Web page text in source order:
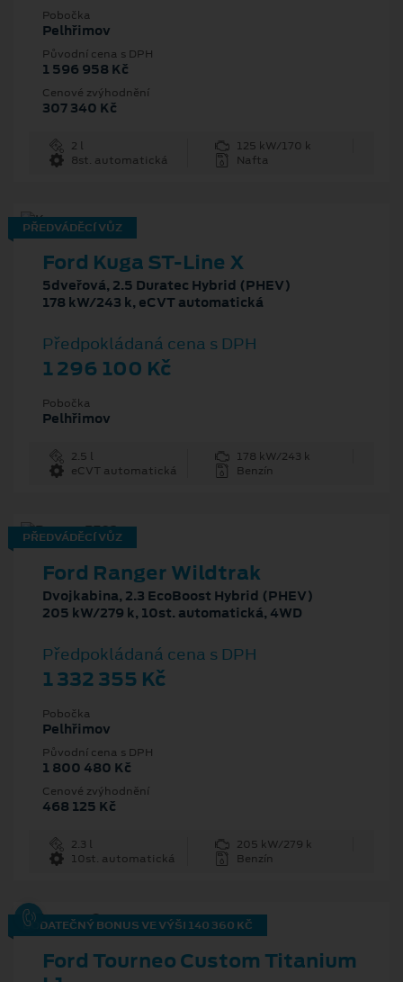
Pobočka
Pelhřimov
Původní cena s DPH
1 596 958 Kč
Cenové zvýhodnění
307 340 Kč
2 l
125 kW/170 k
8st. automatická
Nafta
PŘEDVÁDĚCÍ VŮZ
Ford Kuga ST-Line X
5dveřová, 2.5 Duratec Hybrid (PHEV)
178 kW/243 k, eCVT automatická
Předpokládaná cena s DPH
1 296 100 Kč
Pobočka
Pelhřimov
2.5 l
178 kW/243 k
eCVT automatická
Benzín
PŘEDVÁDĚCÍ VŮZ
Ford Ranger Wildtrak
Dvojkabina, 2.3 EcoBoost Hybrid (PHEV)
205 kW/279 k, 10st. automatická, 4WD
Předpokládaná cena s DPH
1 332 355 Kč
Pobočka
Pelhřimov
Původní cena s DPH
1 800 480 Kč
Cenové zvýhodnění
468 125 Kč
2.3 l
205 kW/279 k
10st. automatická
Benzín
DODATEČNÝ BONUS VE VÝŠI 140 360 KČ
Ford Tourneo Custom Titanium